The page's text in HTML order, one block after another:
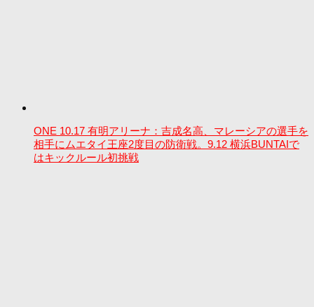
ONE 10.17 有明アリーナ：吉成名高、マレーシアの選手を
相手にムエタイ王座2度目の防衛戦。9.12 横浜BUNTAIで
はキックルール初挑戦